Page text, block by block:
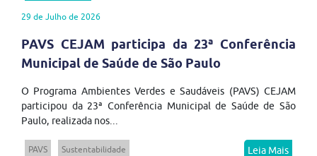
29 de Julho de 2026
PAVS CEJAM participa da 23ª Conferência
Municipal de Saúde de São Paulo
O Programa Ambientes Verdes e Saudáveis (PAVS) CEJAM
participou da 23ª Conferência Municipal de Saúde de São
Paulo, realizada nos...
PAVS Sustentabilidade Leia Mais